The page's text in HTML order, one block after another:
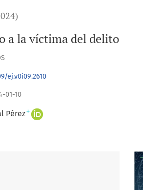
a la víctima del delito
ej.v0i09.2610
01-10
Pérez+